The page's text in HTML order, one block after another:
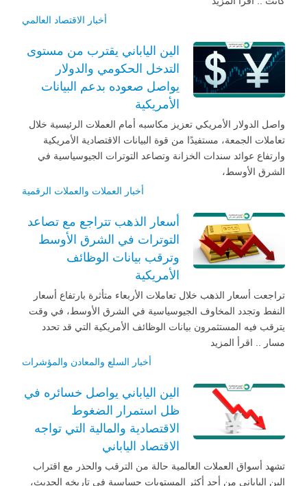
أخبار الاقتصاد العالمي
الين الياباني يقترب من مستوى
التدخل الحكومي والدولار
يواصل صعوده بدعم البيانات
الأمريكية
واصل الدولار الأمريكي تعزيز مكاسبه أمام العملات الرئيسية خلال
تعاملات الجمعة، مستفيدًا من قوة البيانات الاقتصادية الأمريكية
وارتفاع عوائد سندات الخزانة وتصاعد التوترات الجيوسياسية في
الشرق الأوسط،
أخبار العملات والعملات الرقمية
أسعار الذهب تتراجع مع تصاعد
التوترات في الشرق الأوسط
وترقب بيانات الوظائف
الأمريكية
تراجعت أسعار الذهب خلال تعاملات الأربعاء متأثرة بارتفاع أسعار
النفط وتجدد المخاوف الجيوسياسية في الشرق الأوسط، في وقت
يترقب فيه المستثمرون بيانات الوظائف الأمريكية التي قد تحدد
مسار .. اقرأ المزيد
أخبار السلع والمعادن والمؤشرات
الين الياباني يواصل خسائره في
ظل استمرار الضغوط
الاقتصادية والمالية التي تواجه
الاقتصاد الياباني
تشهد أسواق العملات العالمية حالة من الترقب والحذر مع اقتراب
الين الياباني من أحد أكثر المستويات حساسية في تاريخه الحديث،